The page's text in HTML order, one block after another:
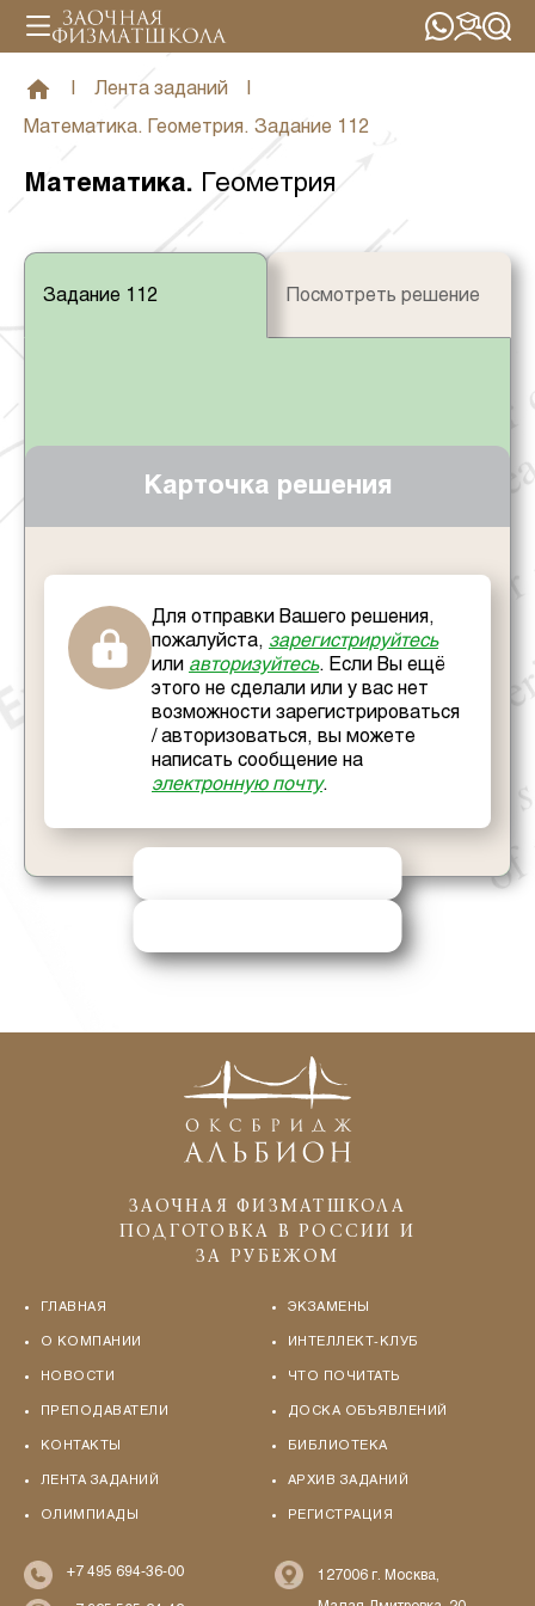
Лента заданий
Математика. Геометрия. Задание 112
Математика. Геометрия
Задание 112 Посмотреть решение
Карточка решения
Для отправки Вашего решения,
пожалуйста, зарегистрируйтесь
или авторизуйтесь. Если Вы ещё
этого не сделали или у вас нет
возможности зарегистрироваться
/ авторизоваться, вы можете
написать сообщение на
электронную почту.
ЗАОЧНАЯ ФИЗМАТШКОЛА
ПОДГОТОВКА В РОССИИ И
ЗА РУБЕЖОМ
ГЛАВНАЯ
О КОМПАНИИ
НОВОСТИ
ПРЕПОДАВАТЕЛИ
КОНТАКТЫ
ЛЕНТА ЗАДАНИЙ
ОЛИМПИАДЫ
ЭКЗАМЕНЫ
ИНТЕЛЛЕКТ-КЛУБ
ЧТО ПОЧИТАТЬ
ДОСКА ОБЪЯВЛЕНИЙ
БИБЛИОТЕКА
АРХИВ ЗАДАНИЙ
РЕГИСТРАЦИЯ
+7 495 694-36-00 127006 г. Москва,